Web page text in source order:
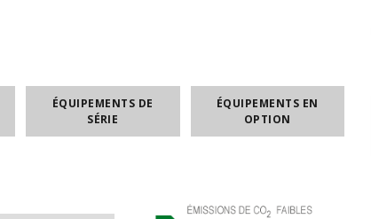
ÉQUIPEMENTS DE
SÉRIE
ÉQUIPEMENTS EN
OPTION